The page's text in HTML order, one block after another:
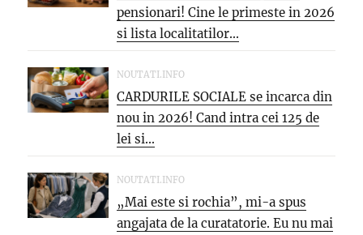
pensionari! Cine le primeste in 2026
si lista localitatilor...
NOUTATI.INFO
CARDURILE SOCIALE se incarca din
nou in 2026! Cand intra cei 125 de
lei si...
NOUTATI.INFO
„Mai este si rochia”, mi-a spus
angajata de la curatatorie. Eu nu mai